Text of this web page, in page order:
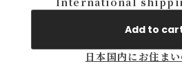
Add to
日本国内にお住ま